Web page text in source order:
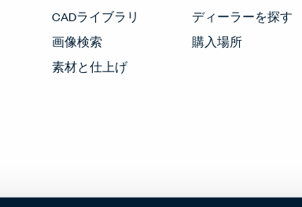
CADライブラリ
画像検索
素材と仕上げ
ディーラーを探す
購入場所